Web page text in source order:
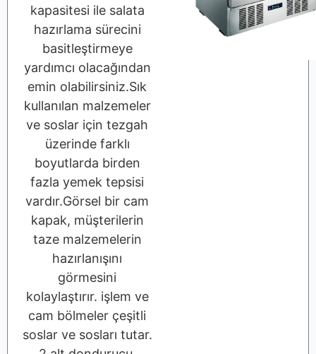
kapasitesi ile salata
hazırlama sürecini
basitleştirmeye
yardımcı olacağından
emin olabilirsiniz.Sık
kullanılan malzemeler
ve soslar için tezgah
üzerinde farklı
boyutlarda birden
fazla yemek tepsisi
vardır.Görsel bir cam
kapak, müşterilerin
taze malzemelerin
hazırlanışını
görmesini
kolaylaştırır. işlem ve
cam bölmeler çeşitli
soslar ve sosları tutar.